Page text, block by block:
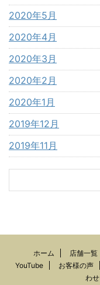
2020年5月
2020年4月
2020年3月
2020年2月
2020年1月
2019年12月
2019年11月
ホーム 店舗一覧
YouTube
お客様の声
わせ